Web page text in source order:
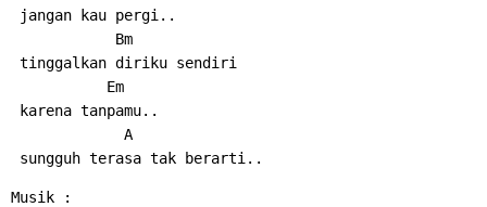
jangan kau pergi..
            Bm
tinggalkan diriku sendiri
           Em
karena tanpamu..
             A
sungguh terasa tak berarti..
Musik :